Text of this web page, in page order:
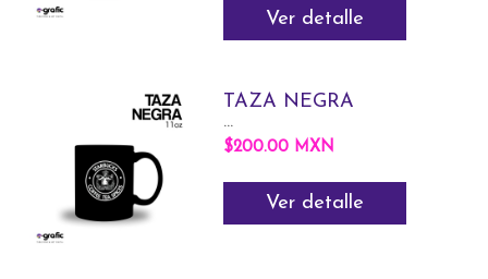
Ver detalle
TAZA NEGRA
...
$200.00 MXN
Ver detalle